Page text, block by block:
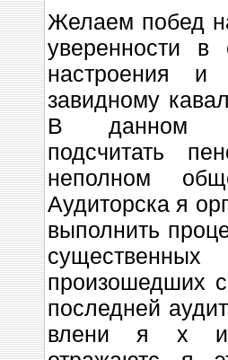
Желаем побед
уверенности в
настроения
завидному
В данном
подсчитать
неполном
Аудиторска я
выполнить
произошедших
послед­ней
влени я х и